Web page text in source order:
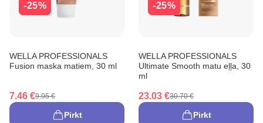
-25%
WELLA PROFESSIONALS
Fusion maska matiem, 30 ml
7.46 €9.95 €
Pirkt
-25%
WELLA PROFESSIONALS
Ultimate Smooth matu eļļa, 30
ml
23.03 €30.70 €
Pirkt